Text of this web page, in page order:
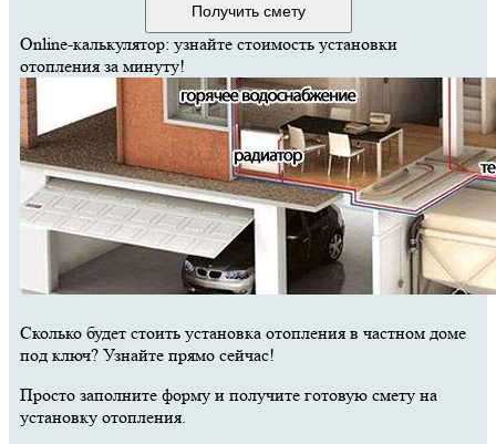
Получить смету
Online-калькулятор: узнайте стоимость установки
отопления за минуту!
Сколько будет стоить установка отопления в частном доме
под ключ? Узнайте прямо сейчас!
Просто заполните форму и получите готовую смету на
установку отопления.